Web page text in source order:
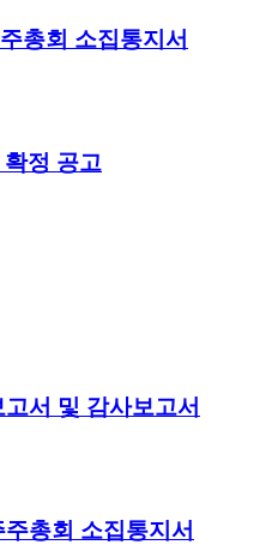
총회 소집통지서
정 공고
서 및 감사보고서
총회 소집통지서